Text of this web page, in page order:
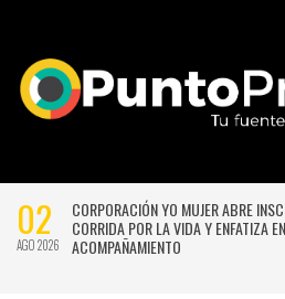
02
AGO 2026
CORPORACIÓN YO MUJER ABRE
CORRIDA POR LA VIDA Y ENFATIZA
ACOMPAÑAMIENTO